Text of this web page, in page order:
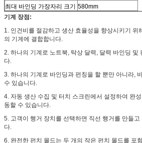
최대 바인딩 가장자리 크기 580mm
기계 장점:
1. 인건비를 절감하고 생산 효율성을 향상시키기 위
의 기계에 결합합니다.
2. 하나의 기계로 노트북, 탁상 달력, 달력 바인딩 및
다.
3. 하나의 기계로 바인딩과 펀칭을 할 뿐만 아니라,
수 있습니다.
4. 자동 생산 수집 및 터치 스크린에서 설정하여 완
동할 수 있습니다.
5. 고객이 행거 장치를 선택하면 직선 행거를 만들
다.
6. 완전한 펀치 몰드는 두 개의 작은 펀치 몰드를 포